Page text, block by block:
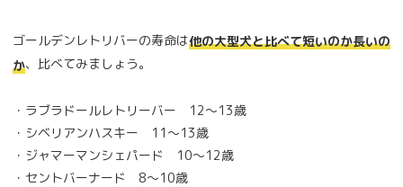
ゴールデンレトリバーの寿命は他の大型犬と比べて短いのか長いの
か、比べてみましょう。
・ラブラドールレトリーバー 12～13歳
・シベリアンハスキー 11～13歳
・ジャマーマンシェパード 10～12歳
・セントバーナード 8～10歳